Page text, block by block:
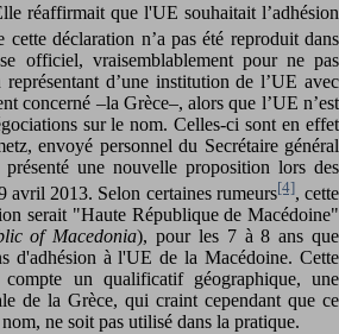
réaffirmait que l'UE souhaitait l’adhésion
cette déclaration n’a pas été reproduit dans
officiel, vraisemblablement pour ne pas
d’une institution de l’UE avec
concerné –la Grèce–, alors que l’UE n’est
sur le nom. Celles-ci sont en effet
envoyé personnel du Secrétaire général
une nouvelle proposition lors des
avril 2013. Selon certaines rumeurs[4], cette
serait "Haute République de Macédoine"
of Macedonia), pour les 7 à 8 ans que
d'adhésion à l'UE de la Macédoine. Cette
un qualificatif géographique, une
de la Grèce, qui craint cependant que ce
ne soit pas utilisé dans la pratique.